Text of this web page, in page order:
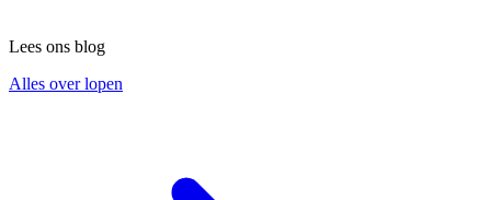
Lees ons blog
Alles over lopen